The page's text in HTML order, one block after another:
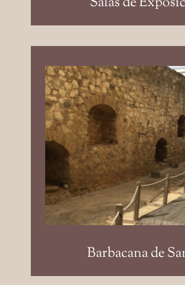
Barbacana de
m², de forma
Barbacana de